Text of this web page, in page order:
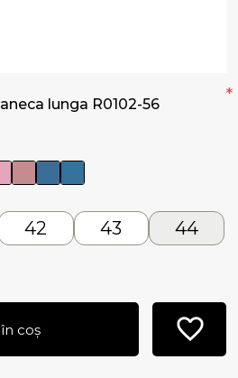
lunga R0102-56 *
42 43
44
coș